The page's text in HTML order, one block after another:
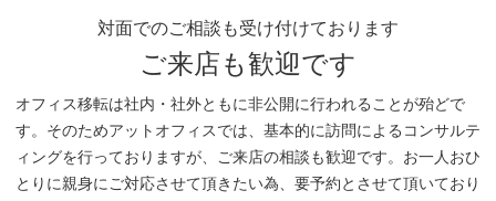
対面でのご相談も受け付けております
ご来店も歓迎です
オフィス移転は社内・社外ともに非公開に行われることが殆どで
す。そのためアットオフィスでは、基本的に訪問によるコンサルテ
ィングを行っておりますが、ご来店の相談も歓迎です。お一人おひ
とりに親身にご対応させて頂きたい為、要予約とさせて頂いており